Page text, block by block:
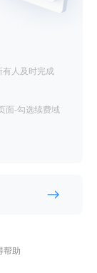
人及时完成
面-勾选续费域
帮助